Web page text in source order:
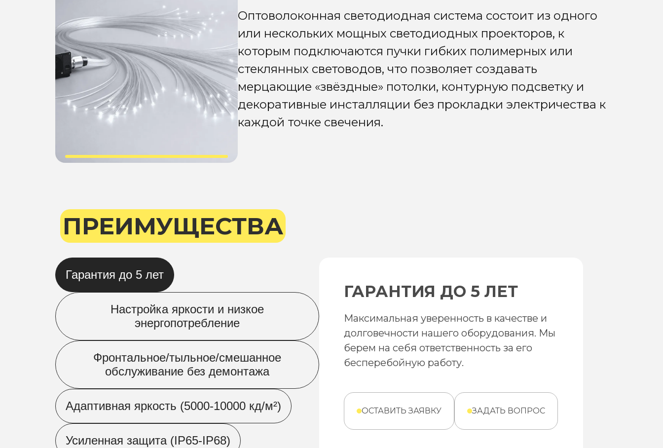
Оптоволоконная светодиодная система состоит из одного
или нескольких мощных светодиодных проекторов, к
которым подключаются пучки гибких полимерных или
стеклянных световодов, что позволяет создавать
мерцающие «звёздные» потолки, контурную подсветку и
декоративные инсталляции без прокладки электричества к
каждой точке свечения.
ПРЕИМУЩЕСТВА
Гарантия до 5 лет
Настройка яркости и низкое
энергопотребление
Фронтальное/тыльное/смешанное
обслуживание без демонтажа
Адаптивная яркость (5000-10000 кд/м²)
Усиленная защита (IP65-IP68)
ГАРАНТИЯ ДО 5 ЛЕТ
Максимальная уверенность в качестве и
долговечности нашего оборудования. Мы
берем на себя ответственность за его
бесперебойную работу.
ОСТАВИТЬ ЗАЯВКУ ЗАДАТЬ ВОПРОС